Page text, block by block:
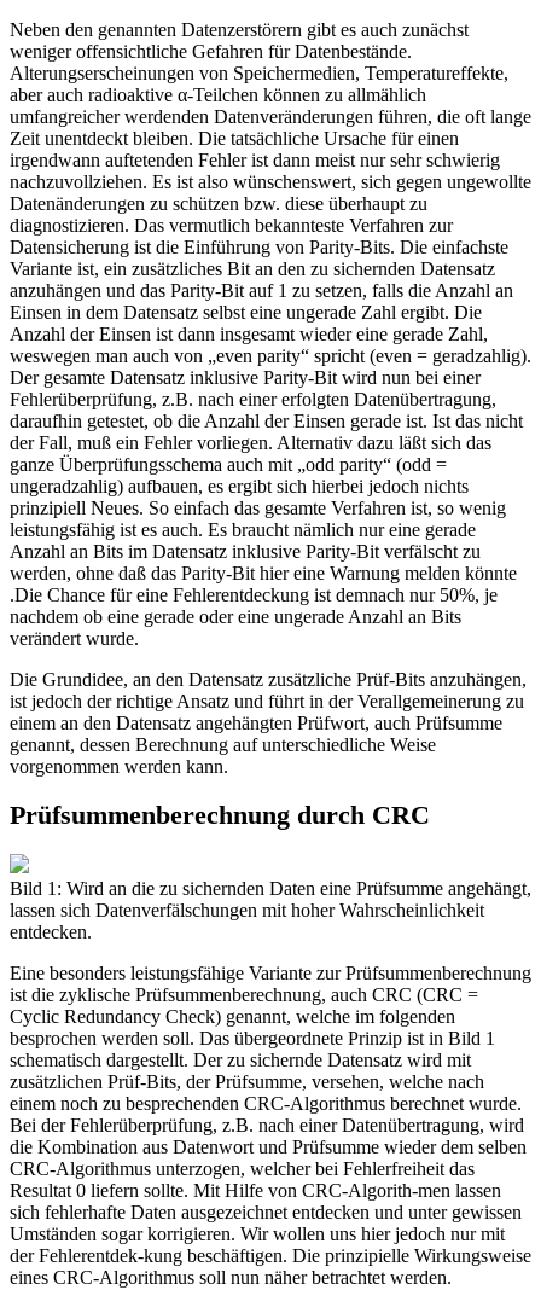
Neben den genannten Datenzerstörern gibt es auch zunächst
weniger offensichtliche Gefahren für Datenbestände.
Alterungserscheinungen von Speichermedien, Temperatureffekte,
aber auch radioaktive α-Teilchen können zu allmählich
umfangreicher werdenden Datenveränderungen führen, die oft lange
Zeit unentdeckt bleiben. Die tatsächliche Ursache für einen
irgendwann auftetenden Fehler ist dann meist nur sehr schwierig
nachzuvollziehen. Es ist also wünschenswert, sich gegen ungewollte
Datenänderungen zu schützen bzw. diese überhaupt zu
diagnostizieren. Das vermutlich bekannteste Verfahren zur
Datensicherung ist die Einführung von Parity-Bits. Die einfachste
Variante ist, ein zusätzliches Bit an den zu sichernden Datensatz
anzuhängen und das Parity-Bit auf 1 zu setzen, falls die Anzahl an
Einsen in dem Datensatz selbst eine ungerade Zahl ergibt. Die
Anzahl der Einsen ist dann insgesamt wieder eine gerade Zahl,
weswegen man auch von „even parity“ spricht (even = geradzahlig).
Der gesamte Datensatz inklusive Parity-Bit wird nun bei einer
Fehlerüberprüfung, z.B. nach einer erfolgten Datenübertragung,
daraufhin getestet, ob die Anzahl der Einsen gerade ist. Ist das nicht
der Fall, muß ein Fehler vorliegen. Alternativ dazu läßt sich das
ganze Überprüfungsschema auch mit „odd parity“ (odd =
ungeradzahlig) aufbauen, es ergibt sich hierbei jedoch nichts
prinzipiell Neues. So einfach das gesamte Verfahren ist, so wenig
leistungsfähig ist es auch. Es braucht nämlich nur eine gerade
Anzahl an Bits im Datensatz inklusive Parity-Bit verfälscht zu
werden, ohne daß das Parity-Bit hier eine Warnung melden könnte
.Die Chance für eine Fehlerentdeckung ist demnach nur 50%, je
nachdem ob eine gerade oder eine ungerade Anzahl an Bits
verändert wurde.
Die Grundidee, an den Datensatz zusätzliche Prüf-Bits anzuhängen,
ist jedoch der richtige Ansatz und führt in der Verallgemeinerung zu
einem an den Datensatz angehängten Prüfwort, auch Prüfsumme
genannt, dessen Berechnung auf unterschiedliche Weise
vorgenommen werden kann.
Prüfsummenberechnung durch CRC
Bild 1: Wird an die zu sichernden Daten eine Prüfsumme angehängt,
lassen sich Datenverfälschungen mit hoher Wahrscheinlichkeit
entdecken.
Eine besonders leistungsfähige Variante zur Prüfsummenberechnung
ist die zyklische Prüfsummenberechnung, auch CRC (CRC =
Cyclic Redundancy Check) genannt, welche im folgenden
besprochen werden soll. Das übergeordnete Prinzip ist in Bild 1
schematisch dargestellt. Der zu sichernde Datensatz wird mit
zusätzlichen Prüf-Bits, der Prüfsumme, versehen, welche nach
einem noch zu besprechenden CRC-Algorithmus berechnet wurde.
Bei der Fehlerüberprüfung, z.B. nach einer Datenübertragung, wird
die Kombination aus Datenwort und Prüfsumme wieder dem selben
CRC-Algorithmus unterzogen, welcher bei Fehlerfreiheit das
Resultat 0 liefern sollte. Mit Hilfe von CRC-Algorith-men lassen
sich fehlerhafte Daten ausgezeichnet entdecken und unter gewissen
Umständen sogar korrigieren. Wir wollen uns hier jedoch nur mit
der Fehlerentdek-kung beschäftigen. Die prinzipielle Wirkungsweise
eines CRC-Algorithmus soll nun näher betrachtet werden.